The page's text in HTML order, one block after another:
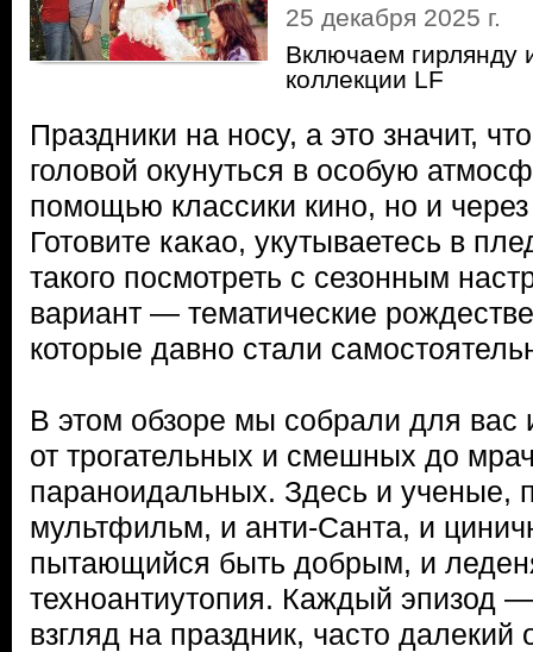
25 декабря 2025 г.
Включаем гирлянду
коллекции LF
Праздники на носу, а это значит,
головой окунуться в особую
помощью классики кино, но и
Готовите какао, укутываетесь в
такого посмотреть с сезонным
вариант — тематические
которые давно стали
В этом обзоре мы собрали для вас
от трогательных и смешных до
параноидальных. Здесь и ученые,
мультфильм, и анти-Санта, и
пытающийся быть добрым, и
техноантиутопия. Каждый эпизод
взгляд на праздник, часто далекий